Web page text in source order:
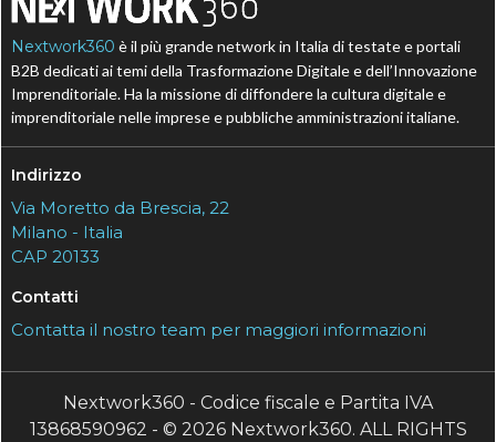
Nextwork360 è il più grande network in Italia di testate e portali
B2B dedicati ai temi della Trasformazione Digitale e dell’Innovazione
Imprenditoriale. Ha la missione di diffondere la cultura digitale e
imprenditoriale nelle imprese e pubbliche amministrazioni italiane.
Indirizzo
Via Moretto da Brescia, 22
Milano - Italia
CAP 20133
Contatti
Contatta il nostro team per maggiori informazioni
Nextwork360 - Codice fiscale e Partita IVA
13868590962 - © 2026 Nextwork360. ALL RIGHTS